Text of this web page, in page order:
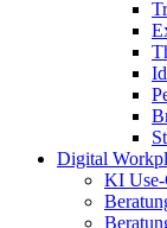
Digital
KI Use-